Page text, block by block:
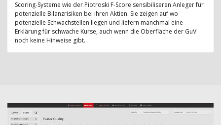
Scoring-Systeme wie der Piotroski F-Score sensibiliseren Anleger für
potenzielle Bilanzrisiken bei ihren Aktien. Sie zeigen auf wo
potenzielle Schwachstellen liegen und liefern manchmal eine
Erklärung für schwache Kurse, auch wenn die Oberfläche der GuV
noch keine Hinweise gibt.